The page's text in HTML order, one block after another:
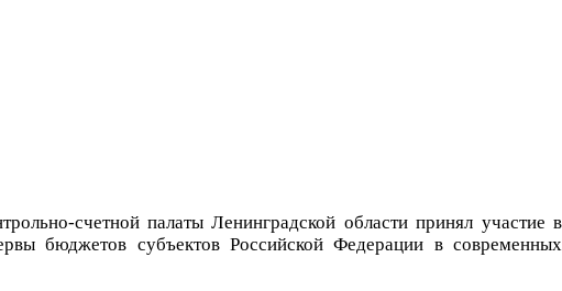
счетной палаты Ленинградской области принял участие в
бюджетов субъектов Российской Федерации в современных